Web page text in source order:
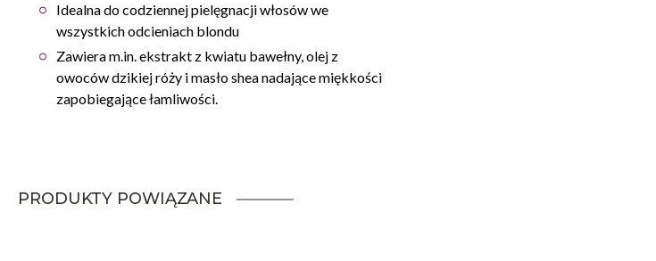
Idealna do codziennej pielęgnacji włosów we
wszystkich odcieniach blondu
Zawiera m.in. ekstrakt z kwiatu bawełny, olej z
owoców dzikiej róży i masło shea nadające miękkości
zapobiegające łamliwości.
PRODUKTY POWIĄZANE